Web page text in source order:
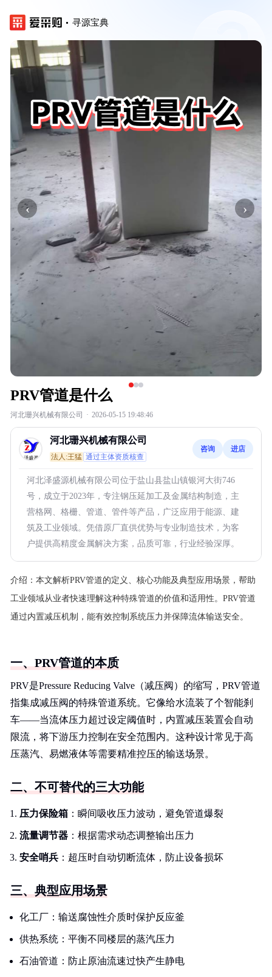
寻源宝典
‹ ›
PRV管道是什么
河北珊兴机械有限公司 · 2026-05-15 19:48:46
河北珊兴机械有限公司
法人:王猛 通过主体资质核查
咨询 进店
河北泽盛源机械有限公司位于盐山县盐山镇银河大街746
号，成立于2023年，专注钢压延加工及金属结构制造，主
营格网、格栅、管道、管件等产品，广泛应用于能源、建
筑及工业领域。凭借原厂直供优势与专业制造技术，为客
户提供高精度金属解决方案，品质可靠，行业经验深厚。
介绍： 本文解析PRV管道的定义、核心功能及典型应用场景，帮助
工业领域从业者快速理解这种特殊管道的价值和适用性。PRV管道
通过内置减压机制，能有效控制系统压力并保障流体输送安全。
一、PRV管道的本质
PRV是Pressure Reducing Valve（减压阀）的缩写，PRV管道
指集成减压阀的特殊管道系统。它像给水流装了个智能刹
车——当流体压力超过设定阈值时，内置减压装置会自动
限流，将下游压力控制在安全范围内。这种设计常见于高
压蒸汽、易燃液体等需要精准控压的输送场景。
二、不可替代的三大功能
压力保险箱 ：瞬间吸收压力波动，避免管道爆裂
流量调节器 ：根据需求动态调整输出压力
安全哨兵 ：超压时自动切断流体，防止设备损坏
三、典型应用场景
化工厂：输送腐蚀性介质时保护反应釜
供热系统：平衡不同楼层的蒸汽压力
石油管道：防止原油流速过快产生静电